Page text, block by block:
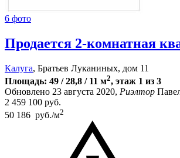
6 фото
Продается 2-комнатная
Калуга, Братьев Луканиных, дом 11
Площадь: 49 / 28,8 / 11 м2, этаж 1 из 3
Обновлено 23 августа 2020, Риэлтор
2 459 100 руб.
50 186 руб./м2